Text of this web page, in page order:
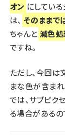
オン にしてい
は、 そのままで
ちゃんと 減色
ですね。
ただし、今回は
まな色が含ま
では、サブピク
る場合があるの